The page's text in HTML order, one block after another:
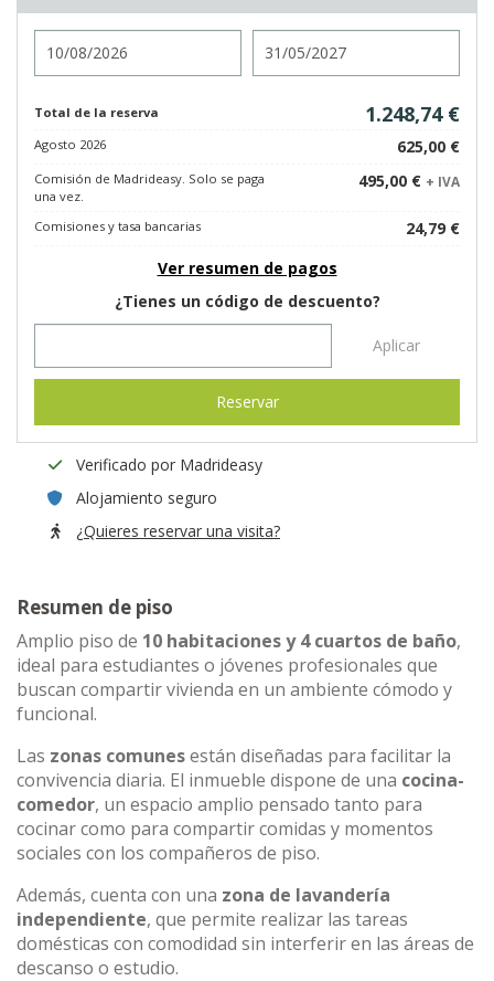
Total de la reserva 1.248,74 €
Agosto 2026 625,00 €
Comisión de Madrideasy. Solo se paga
una vez.
495,00 € + IVA
Comisiones y tasa bancarias
24,79 €
Ver resumen de pagos
¿Tienes un código de descuento?
Aplicar
Reservar
Verificado por Madrideasy
Alojamiento seguro
¿Quieres reservar una visita?
Resumen de piso
Amplio piso de 10 habitaciones y 4 cuartos de baño,
ideal para estudiantes o jóvenes profesionales que
buscan compartir vivienda en un ambiente cómodo y
funcional.
Las zonas comunesestán diseñadas para facilitar la
convivencia diaria. El inmueble dispone de una cocina-
comedor, un espacio amplio pensado tanto para
cocinar como para compartir comidas y momentos
sociales con los compañeros de piso.
Además, cuenta con una zona de lavandería
independiente, que permite realizar las tareas
domésticas con comodidad sin interferir en las áreas de
descanso o estudio.